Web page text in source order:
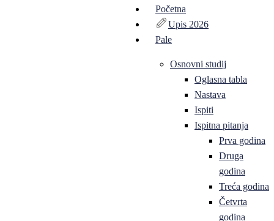
Početna
Upis 2026
Pale
Osnovni studij
Oglasna tabla
Nastava
Ispiti
Ispitna pitanja
Prva godina
Druga
godina
Treća godina
Četvrta
godina